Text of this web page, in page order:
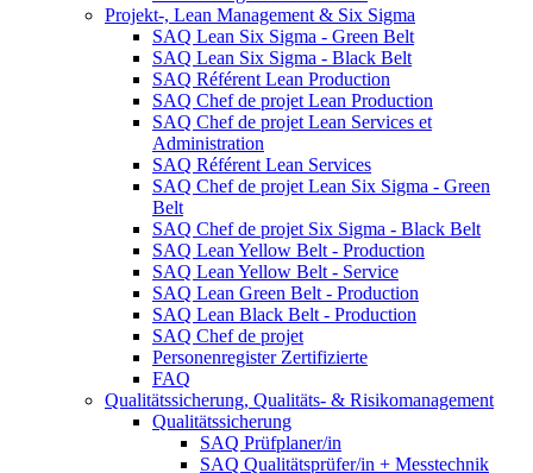
Projekt-, Lean Management & Six Sigma
SAQ Lean Six Sigma - Green Belt
SAQ Lean Six Sigma - Black Belt
SAQ Référent Lean Production
SAQ Chef de projet Lean Production
SAQ Chef de projet Lean Services et
Administration
SAQ Référent Lean Services
SAQ Chef de projet Lean Six Sigma - Green
Belt
SAQ Chef de projet Six Sigma - Black Belt
SAQ Lean Yellow Belt - Production
SAQ Lean Yellow Belt - Service
SAQ Lean Green Belt - Production
SAQ Lean Black Belt - Production
SAQ Chef de projet
Personenregister Zertifizierte
FAQ
Qualitätssicherung, Qualitäts- & Risikomanagement
Qualitätssicherung
SAQ Prüfplaner/in
SAQ Qualitätsprüfer/in + Messtechnik